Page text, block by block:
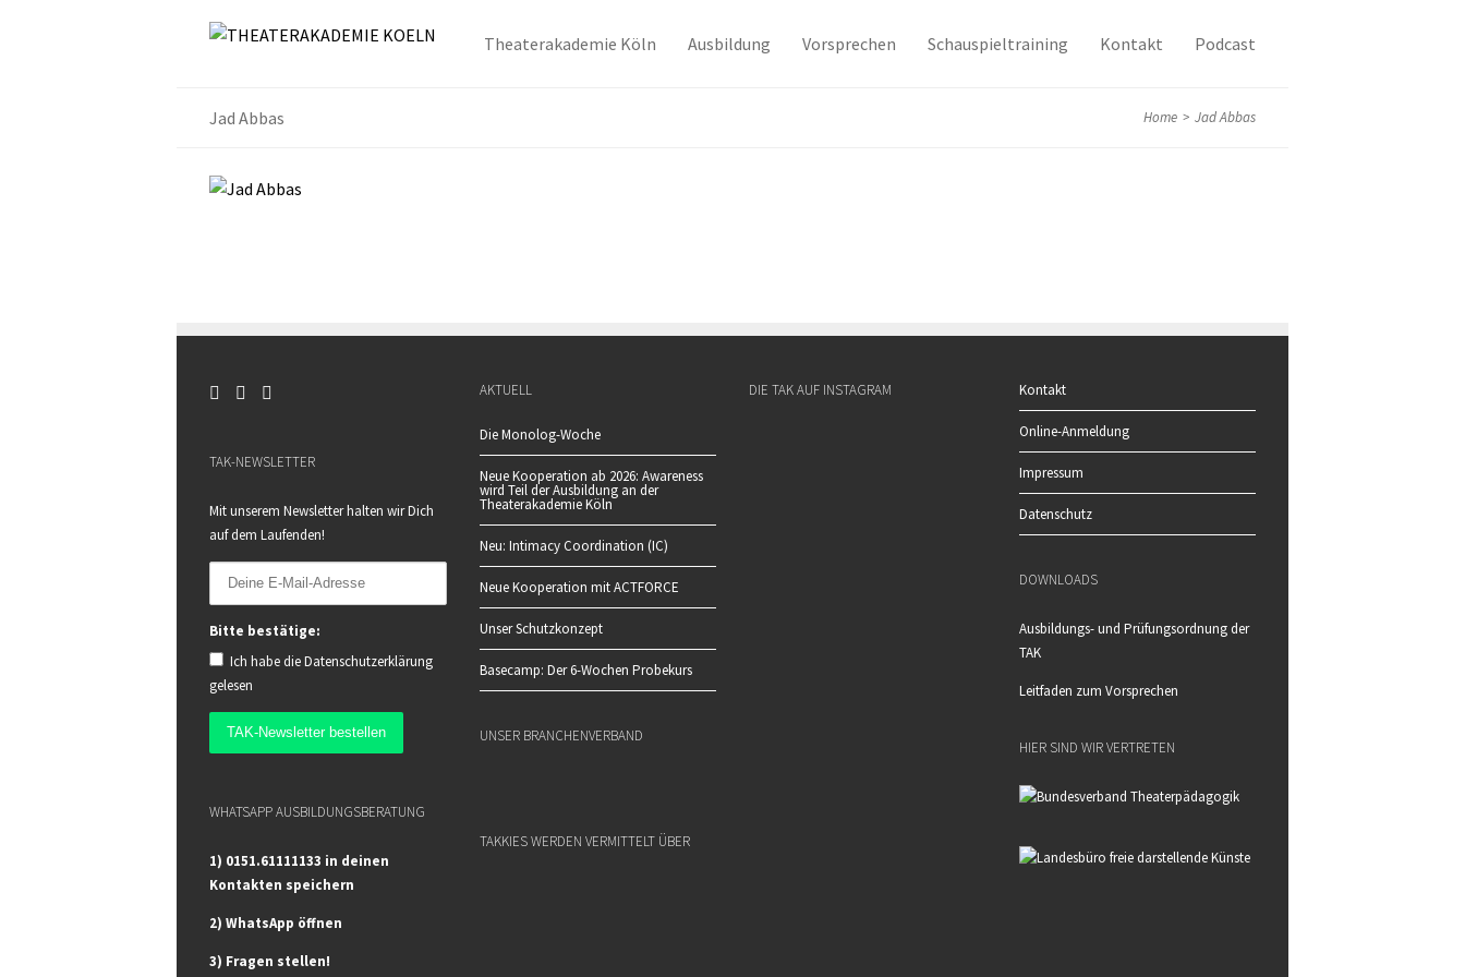
Theaterakademie Köln Ausbildung Vorsprechen Schauspieltraining Kontakt Podcast
Jad Abbas Home > Jad Abbas
TAK-NEWSLETTER
Mit unserem Newsletter halten wir Dich
auf dem Laufenden!
Bitte bestätige:
Ich habe dieDatenschutzerklärung
gelesen
WHATSAPP AUSBILDUNGSBERATUNG
1) 0151.61111133 in deinen
Kontakten speichern
2) WhatsApp öffnen
3) Fragen stellen!
AKTUELL
Die Monolog-Woche
Neue Kooperation ab 2026: Awareness
wird Teil der Ausbildung an der
Theaterakademie Köln
Neu: Intimacy Coordination (IC)
Neue Kooperation mit ACTFORCE
Unser Schutzkonzept
Basecamp: Der 6-Wochen Probekurs
UNSER BRANCHENVERBAND
TAKKIES WERDEN VERMITTELT ÜBER
DIE TAK AUF INSTAGRAM Kontakt
Online-Anmeldung
Impressum
Datenschutz
DOWNLOADS
Ausbildungs- und Prüfungsordnung der
TAK
Leitfaden zum Vorsprechen
HIER SIND WIR VERTRETEN